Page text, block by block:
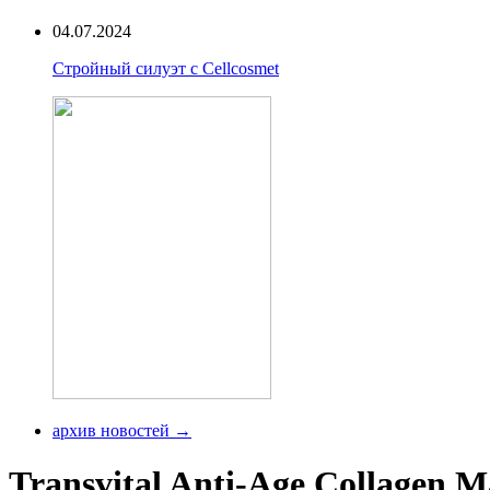
04.07.2024
Стройный силуэт с Cellcosmet
архив новостей →